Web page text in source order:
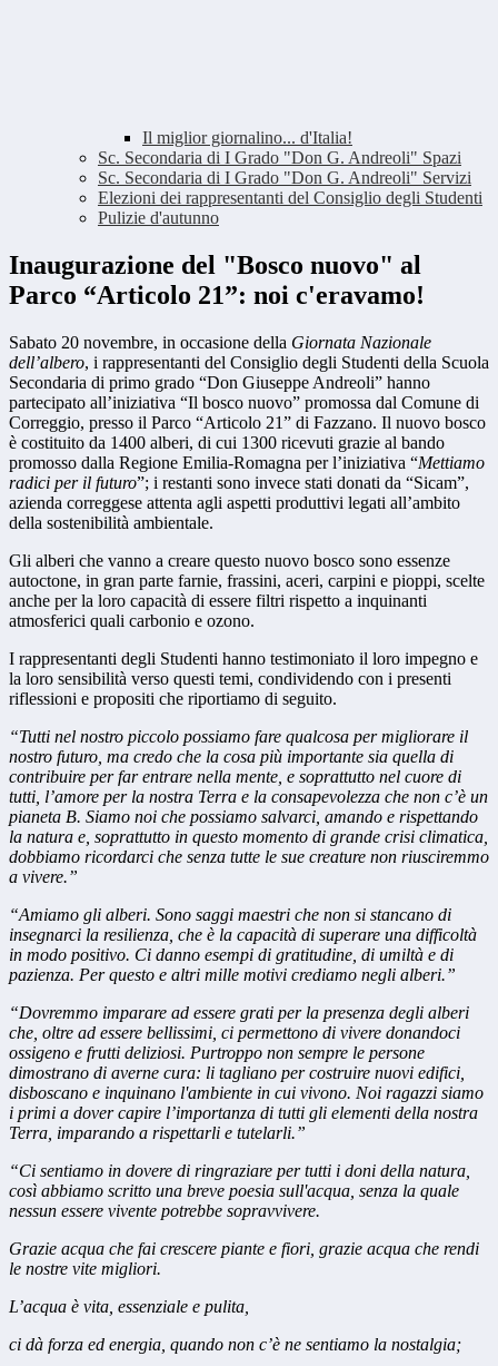
Il miglior giornalino... d'Italia!
Sc. Secondaria di I Grado "Don G. Andreoli" Spazi
Sc. Secondaria di I Grado "Don G. Andreoli" Servizi
Elezioni dei rappresentanti del Consiglio degli Studenti
Pulizie d'autunno
Inaugurazione del "Bosco nuovo" al
Parco “Articolo 21”: noi c'eravamo!
Sabato 20 novembre, in occasione della Giornata Nazionale
dell’albero, i rappresentanti del Consiglio degli Studenti della Scuola
Secondaria di primo grado “Don Giuseppe Andreoli” hanno
partecipato all’iniziativa “Il bosco nuovo” promossa dal Comune di
Correggio, presso il Parco “Articolo 21” di Fazzano. Il nuovo bosco
è costituito da 1400 alberi, di cui 1300 ricevuti grazie al bando
promosso dalla Regione Emilia-Romagna per l’iniziativa “Mettiamo
radici per il futuro”; i restanti sono invece stati donati da “Sicam”,
azienda correggese attenta agli aspetti produttivi legati all’ambito
della sostenibilità ambientale.
Gli alberi che vanno a creare questo nuovo bosco sono essenze
autoctone, in gran parte farnie, frassini, aceri, carpini e pioppi, scelte
anche per la loro capacità di essere filtri rispetto a inquinanti
atmosferici quali carbonio e ozono.
I rappresentanti degli Studenti hanno testimoniato il loro impegno e
la loro sensibilità verso questi temi, condividendo con i presenti
riflessioni e propositi che riportiamo di seguito.
“Tutti nel nostro piccolo possiamo fare qualcosa per migliorare il
nostro futuro, ma credo che la cosa più importante sia quella di
contribuire per far entrare nella mente, e soprattutto nel cuore di
tutti, l’amore per la nostra Terra e la consapevolezza che non c’è un
pianeta B. Siamo noi che possiamo salvarci, amando e rispettando
la natura e, soprattutto in questo momento di grande crisi climatica,
dobbiamo ricordarci che senza tutte le sue creature non riusciremmo
a vivere.”
“Amiamo gli alberi. Sono saggi maestri che non si stancano di
insegnarci la resilienza, che è la capacità di superare una difficoltà
in modo positivo. Ci danno esempi di gratitudine, di umiltà e di
pazienza. Per questo e altri mille motivi crediamo negli alberi.”
“Dovremmo imparare ad essere grati per la presenza degli alberi
che, oltre ad essere bellissimi, ci permettono di vivere donandoci
ossigeno e frutti deliziosi. Purtroppo non sempre le persone
dimostrano di averne cura: li tagliano per costruire nuovi edifici,
disboscano e inquinano l'ambiente in cui vivono. Noi ragazzi siamo
i primi a dover capire l’importanza di tutti gli elementi della nostra
Terra, imparando a rispettarli e tutelarli.”
“Ci sentiamo in dovere di ringraziare per tutti i doni della natura,
così abbiamo scritto una breve poesia sull'acqua, senza la quale
nessun essere vivente potrebbe sopravvivere.
Grazie acqua che fai crescere piante e fiori, grazie acqua che rendi
le nostre vite migliori.
L’acqua è vita, essenziale e pulita,
ci dà forza ed energia, quando non c’è ne sentiamo la nostalgia;